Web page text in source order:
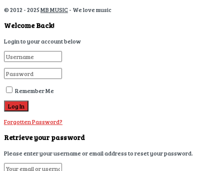
© 2012 - 2025MB MUSIC- We love music
Welcome Back!
Login to your account below
Remember Me
Forgotten Password?
Retrieve your password
Please enter your username or email address to reset your password.